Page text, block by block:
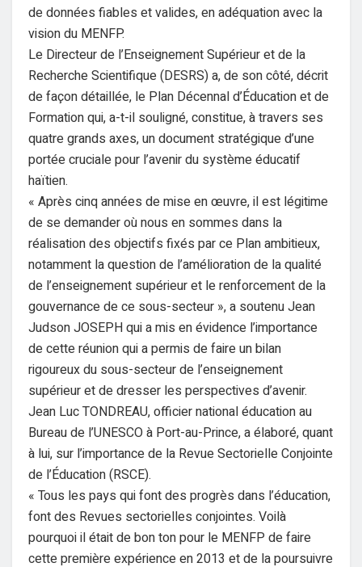
de données fiables et valides, en adéquation avec la
vision du MENFP.
Le Directeur de l’Enseignement Supérieur et de la
Recherche Scientifique (DESRS) a, de son côté, décrit
de façon détaillée, le Plan Décennal d’Éducation et de
Formation qui, a-t-il souligné, constitue, à travers ses
quatre grands axes, un document stratégique d’une
portée cruciale pour l’avenir du système éducatif
haïtien.
« Après cinq années de mise en œuvre, il est légitime
de se demander où nous en sommes dans la
réalisation des objectifs fixés par ce Plan ambitieux,
notamment la question de l’amélioration de la qualité
de l’enseignement supérieur et le renforcement de la
gouvernance de ce sous-secteur », a soutenu Jean
Judson JOSEPH qui a mis en évidence l’importance
de cette réunion qui a permis de faire un bilan
rigoureux du sous-secteur de l’enseignement
supérieur et de dresser les perspectives d’avenir.
Jean Luc TONDREAU, officier national éducation au
Bureau de l’UNESCO à Port-au-Prince, a élaboré, quant
à lui, sur l’importance de la Revue Sectorielle Conjointe
de l’Éducation (RSCE).
« Tous les pays qui font des progrès dans l’éducation,
font des Revues sectorielles conjointes. Voilà
pourquoi il était de bon ton pour le MENFP de faire
cette première expérience en 2013 et de la poursuivre